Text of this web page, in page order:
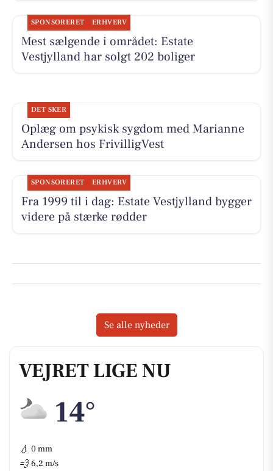
VEJRET LIGE NU
14°
💧 0 mm
💨 6,2 m/s
SPONSORERET ERHVERV
Mest sælgende i området: Estate
Vestjylland har solgt 202 boliger
DET SKER
Oplæg om psykisk sygdom med Marianne
Andersen hos FrivilligVest
SPONSORERET ERHVERV
Fra 1999 til i dag: Estate Vestjylland bygger
videre på stærke rødder
Se alle nyheder